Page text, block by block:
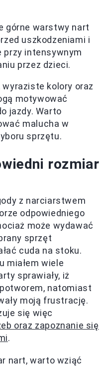
górne warstwy nart
uszkodzeniami i
przy intensywnym
przez dzieci.
wyraziste kolory oraz
motywować
jazdy. Warto
malucha w
sprzętu.
rozmiar
z narciarstwem
odpowiedniego
może wydawać
sprzęt
cuda na stoku.
miałem wiele
sprawiały, iż
natomiast
moją frustrację.
się więc
oraz zapoznanie się
.
nart, warto wziąć